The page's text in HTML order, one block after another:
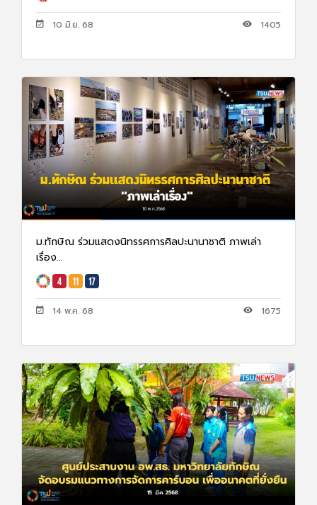
10 มิ.ย. 68 1405
ม.ทักษิณ ร่วมแสดงนิทรรศการศิลปะนานาชาติ ภาพเล่า
เรื่อง...
14 พ.ค. 68 1675